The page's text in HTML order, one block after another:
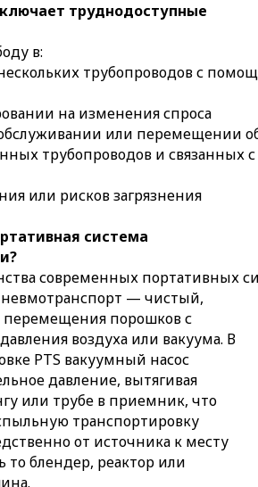
труднодоступные
в:
трубопроводов с
на изменения спроса
обслуживании или перемещении
трубопроводов и связанных с
или рисков загрязнения
система
современных портативных
— чистый,
перемещения порошков с
воздуха или вакуума. В
PTS вакуумный насос
давление, вытягивая
или трубе в приемник, что
транспортировку
от источника к месту
то блендер, реактор или